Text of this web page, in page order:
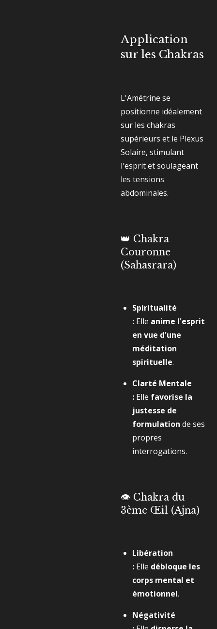
Application
sur les Chakras
L'Amétrine se
positionne idéalement
sur les chakras
supérieurs et le Plexus
Solaire, stimulant
l'esprit et soulageant
les tensions
abdominales.
👑 Chakra
Couronne
(Sahasrara)
Spiritualité
: Elle anime l'esprit
en vue d'une
méditation
spirituelle.
Clarté Mentale
: Elle favorise la
justesse de
formulation de ses
propres
interrogations.
👁️ Chakra du
3ème Œil (Ajna)
Libération
: Elle débloque les
corps mental et
émotionnel.
Négativité